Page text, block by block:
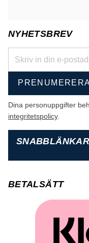
NYHETSBREV
Dina personuppgifter
integritetspolicy.
SNABBLÄNKAR
BETALSÄTT